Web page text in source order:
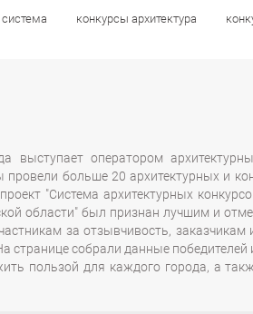
конкурсы архитектура
конкурсы архитектура
оператором
больше 20 архитектурных и
"Система архитектурных
области" был признан лучшим и
за отзывчивость, заказчикам
странице собрали данные
пользой для каждого города, а